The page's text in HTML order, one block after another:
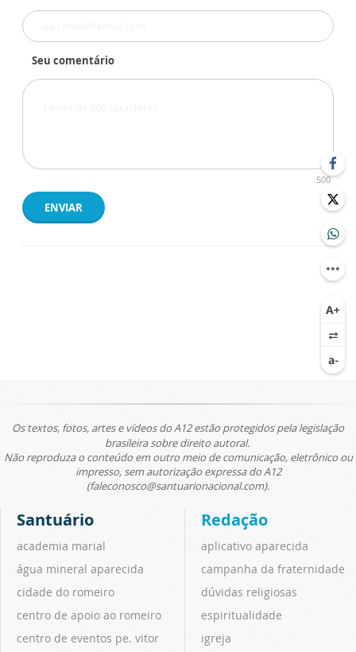
Seu comentário
500
ENVIAR
Os textos, fotos, artes e vídeos do A12 estão protegidos pela legislação
brasileira sobre direito autoral.
Não reproduza o conteúdo em outro meio de comunicação, eletrônico ou
impresso, sem autorização expressa do A12
(faleconosco@santuarionacional.com).
Santuário
academia marial
água mineral aparecida
cidade do romeiro
centro de apoio ao romeiro
centro de eventos pe. vitor
Redação
aplicativo aparecida
campanha da fraternidade
dúvidas religiosas
espiritualidade
igreja